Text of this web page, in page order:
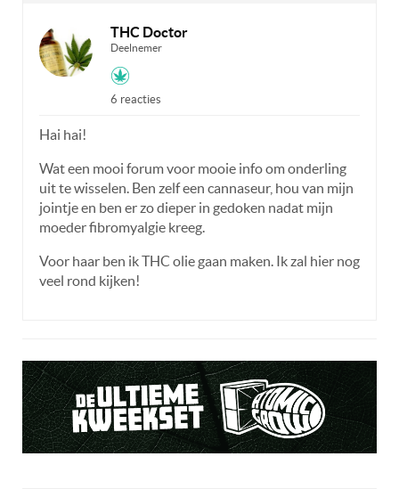
THC Doctor
Deelnemer
6 reacties
Hai hai!
Wat een mooi forum voor mooie info om onderling
uit te wisselen. Ben zelf een cannaseur, hou van mijn
jointje en ben er zo dieper in gedoken nadat mijn
moeder fibromyalgie kreeg.
Voor haar ben ik THC olie gaan maken. Ik zal hier nog
veel rond kijken!